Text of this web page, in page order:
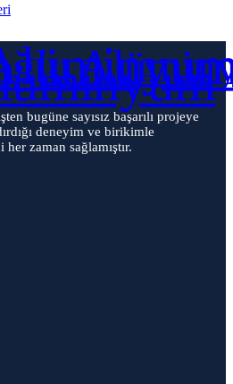
bugüne sayısız başarılı projeye
deneyim ve birikimle
zaman sağlamıştır.